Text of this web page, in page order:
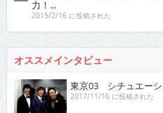
力！...
2015/2/16 に投稿された
オススメインタビュー
東京03 シチュエーシ
2017/11/16 に投稿された